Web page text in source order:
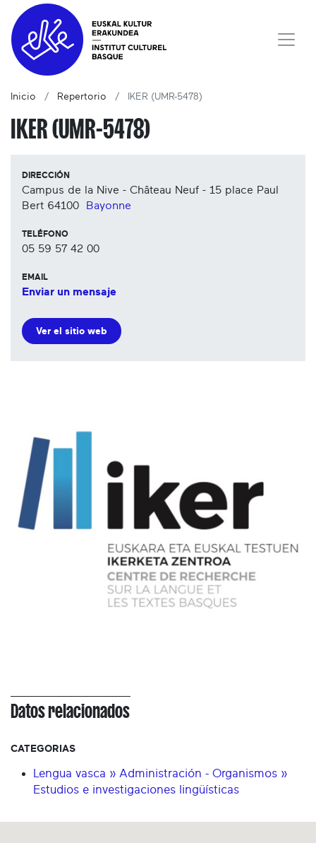
Inicio Repertorio IKER (UMR-5478)
IKER (UMR-5478)
DIRECCIÓN
Campus de la Nive - Château Neuf - 15 place Paul
Bert 64100 Bayonne
TELÉFONO
05 59 57 42 00
EMAIL
Enviar un mensaje
Ver el sitio web
Datos relacionados
CATEGORIAS
Lengua vasca » Administración - Organismos »
Estudios e investigaciones lingüísticas